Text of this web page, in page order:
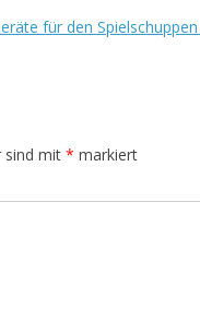
für den Spielschuppen
sind mit * markiert